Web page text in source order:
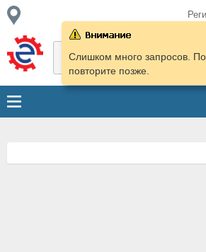
Слишком много запросов.
повторите позже.